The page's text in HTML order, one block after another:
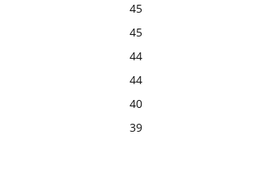
45
45
44
44
40
39